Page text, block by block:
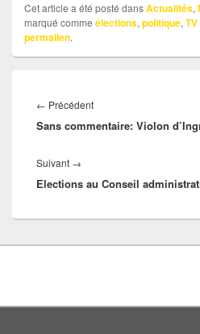
Cet article a été posté dansActualités,
marqué comme élections, politique,
permalien.
de
← PrécédentArticle
précédent :
Sans commentaire: Violon
Suivant →
suivant :
Elections au Conseil